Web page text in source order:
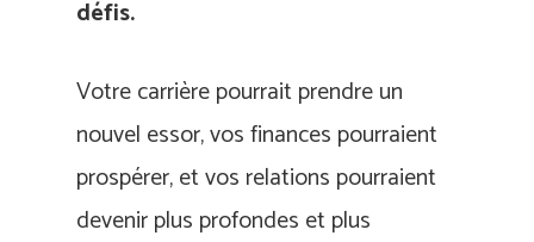
défis.
Votre carrière pourrait prendre un
nouvel essor, vos finances pourraient
prospérer, et vos relations pourraient
devenir plus profondes et plus